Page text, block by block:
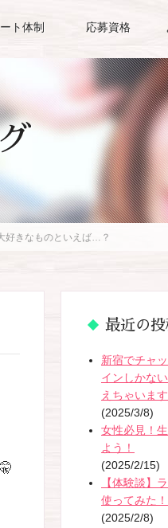
ト体制 応募資格
好きなものといえば…？
最近の
新宿でチャ
インしかな
えちゃいま
(2025/3/8)
女性必見！
よう！
(2025/2/15)
【体験談】
使ってみた！
(2025/2/8)